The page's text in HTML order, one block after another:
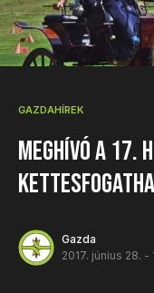
GAZDAHÍREK
Meghívó a 17.
Gazda
2017. június 28. -